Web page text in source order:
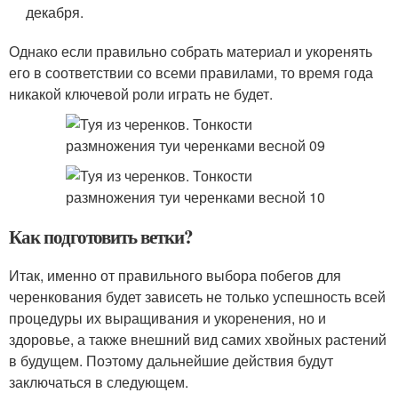
декабря.
Однако если правильно собрать материал и укоренять
его в соответствии со всеми правилами, то время года
никакой ключевой роли играть не будет.
Как подготовить ветки?
Итак, именно от правильного выбора побегов для
черенкования будет зависеть не только успешность всей
процедуры их выращивания и укоренения, но и
здоровье, а также внешний вид самих хвойных растений
в будущем. Поэтому дальнейшие действия будут
заключаться в следующем.